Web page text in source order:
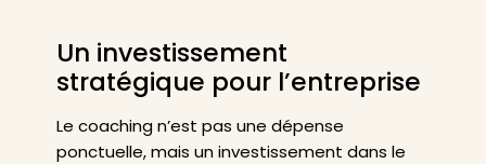
Un investissement
stratégique pour l’entreprise
Le coaching n’est pas une dépense
ponctuelle, mais un investissement dans le